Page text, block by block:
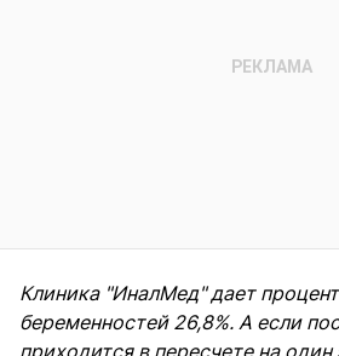
Клиника "ИналМед" дает
беременностей 26,8%. А если
приходится в пересчете на